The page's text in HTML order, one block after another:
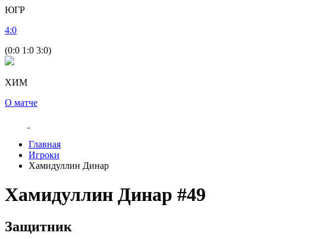
ЮГР
4:0
(0:0 1:0 3:0)
ХИМ
О матче
Главная
Игроки
Хамидуллин Динар
Хамидуллин Динар #49
Защитник